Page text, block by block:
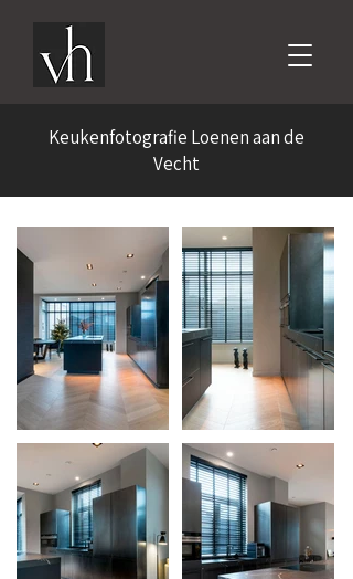
Keukenfotografie Loenen aan de
Vecht